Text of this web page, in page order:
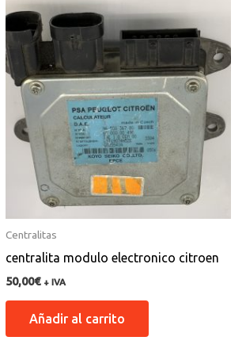
Centralitas
centralita modulo electronico citroen
50,00€ + IVA
Añadir al carrito